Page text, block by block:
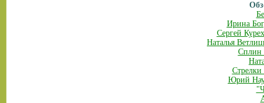
Ирина
Сергей
Наталья
Сплин
Стрелки
Юрий